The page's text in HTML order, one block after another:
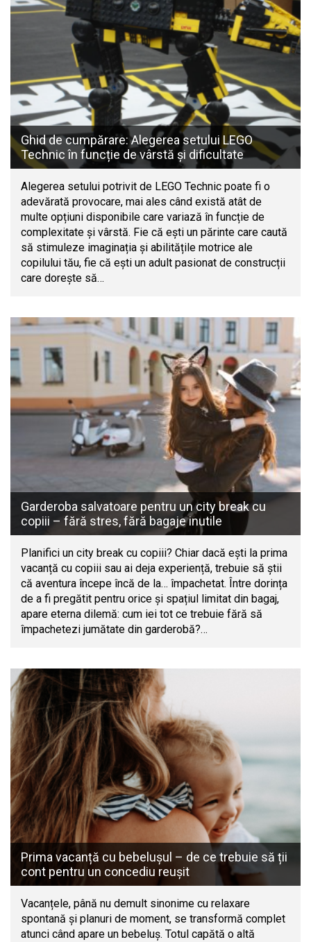
Ghid de cumpărare: Alegerea setului LEGO
Technic în funcție de vârstă și dificultate
Alegerea setului potrivit de LEGO Technic poate fi o
adevărată provocare, mai ales când există atât de
multe opțiuni disponibile care variază în funcție de
complexitate și vârstă. Fie că ești un părinte care caută
să stimuleze imaginația și abilitățile motrice ale
copilului tău, fie că ești un adult pasionat de construcții
care dorește să…
Garderoba salvatoare pentru un city break cu
copiii – fără stres, fără bagaje inutile
Planifici un city break cu copiii? Chiar dacă ești la prima
vacanță cu copiii sau ai deja experiență, trebuie să știi
că aventura începe încă de la… împachetat. Între dorința
de a fi pregătit pentru orice și spațiul limitat din bagaj,
apare eterna dilemă: cum iei tot ce trebuie fără să
împachetezi jumătate din garderobă?…
Prima vacanță cu bebelușul – de ce trebuie să ții
cont pentru un concediu reușit
Vacanțele, până nu demult sinonime cu relaxare
spontană și planuri de moment, se transformă complet
atunci când apare un bebeluș. Totul capătă o altă